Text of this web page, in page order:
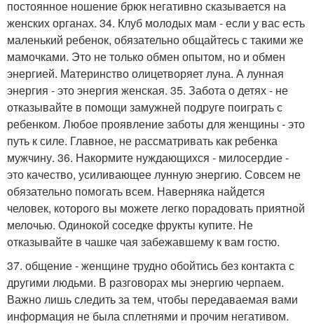
постоянное ношение брюк негативно сказывается на
женских органах. 34. Клуб молодых мам - если у вас есть
маленький ребенок, обязательно общайтесь с такими же
мамочками. Это не только обмен опытом, но и обмен
энергией. Материнство олицетворяет луна. А лунная
энергия - это энергия женская. 35. Забота о детях - не
отказывайте в помощи замужней подруге поиграть с
ребенком. Любое проявление заботы для женщины - это
путь к силе. Главное, не рассматривать как ребенка
мужчину. 36. Накормите нуждающихся - милосердие -
это качество, усиливающее лунную энергию. Совсем не
обязательно помогать всем. Наверняка найдется
человек, которого вы можете легко порадовать приятной
мелочью. Одинокой соседке фрукты купите. Не
отказывайте в чашке чая забежавшему к вам гостю.
37. общение - женщине трудно обойтись без контакта с
другими людьми. В разговорах мы энергию черпаем.
Важно лишь следить за тем, чтобы передаваемая вами
информация не была сплетнями и прочим негативом.